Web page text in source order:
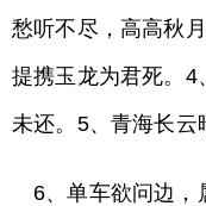
愁听不尽，高高秋
提携玉龙为君死。4
未还。5、青海长云
6、单车欲问边，